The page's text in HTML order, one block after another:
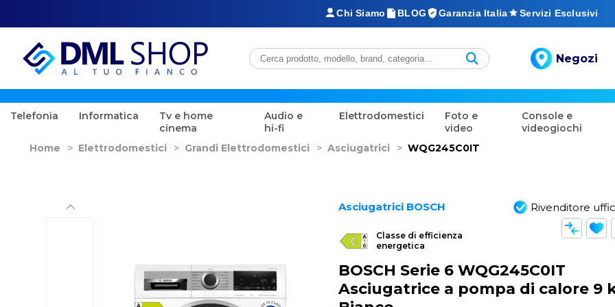
Chi Siamo BLOG Garanzia Italia Servizi Esclusivi
Negozi
Telefonia Informatica
Tv e home
cinema
Audio e
hi-fi
Elettrodomestici
Foto e
video
Console e
videogiochi
Home
> Elettrodomestici > Grandi Elettrodomestici > Asciugatrici > WQG245C0IT
Asciugatrici BOSCH
Classe di efficienza
energetica
Rivenditore
BOSCH Serie 6 WQG245C0IT
Asciugatrice a pompa di calore 9